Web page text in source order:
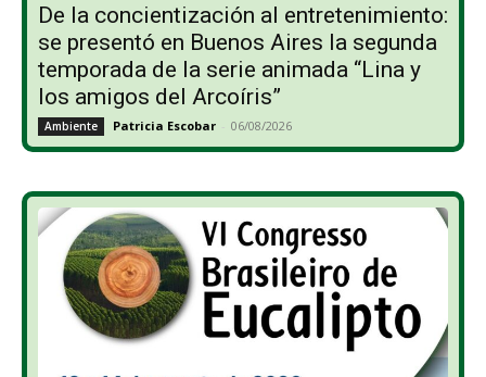
De la concientización al entretenimiento:
se presentó en Buenos Aires la segunda
temporada de la serie animada “Lina y
los amigos del Arcoíris”
Ambiente Patricia Escobar - 06/08/2026